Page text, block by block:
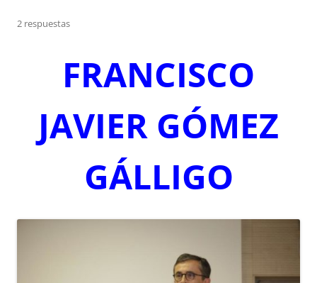
2 respuestas
FRANCISCO
JAVIER GÓMEZ
GÁLLIGO